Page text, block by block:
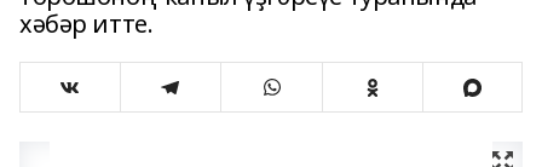
хәбәр итте.